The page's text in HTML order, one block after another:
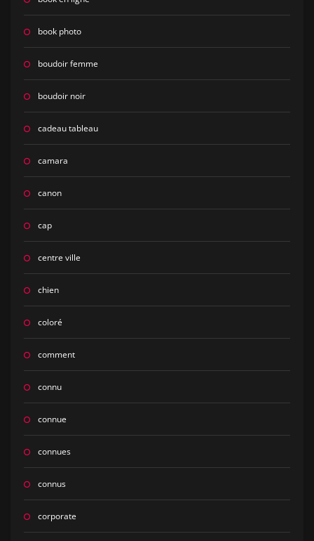
book photo
boudoir femme
boudoir noir
cadeau tableau
camara
canon
cap
centre ville
chien
coloré
comment
connu
connue
connues
connus
corporate